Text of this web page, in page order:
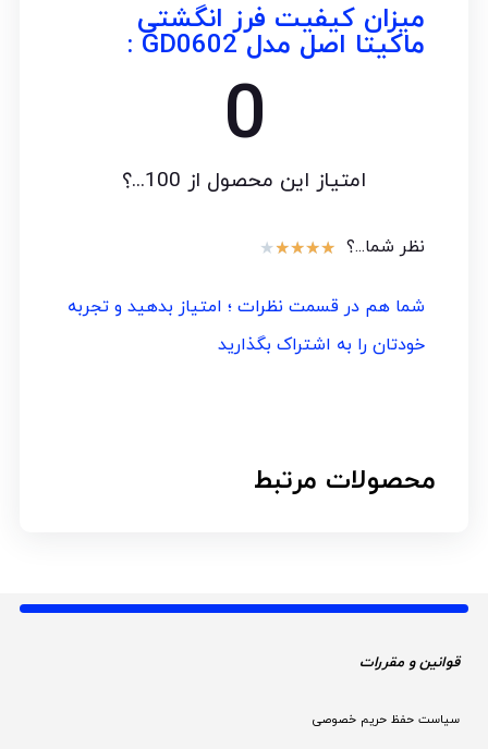
میزان کیفیت فرز انگشتی
ماکیتا اصل مدل GD0602 :
امتیاز این محصول از 100...؟
0
نظر شما...؟ ★
★
★
★
★
شما هم در قسمت نظرات ؛ امتیاز بدهید و تجربه
خودتان را به اشتراک بگذارید
محصولات مرتبط
قوانین و مقررات
سیاست حفظ حریم خصوصی